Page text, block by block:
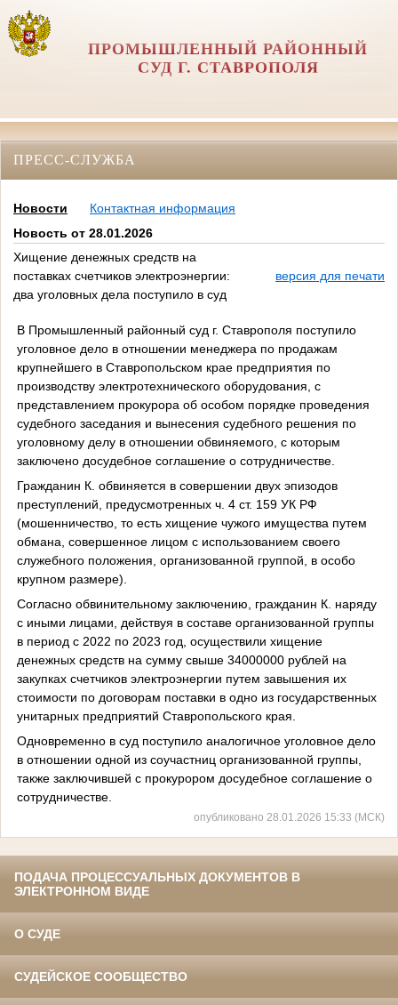
ПРОМЫШЛЕННЫЙ РАЙОННЫЙ
СУД Г. СТАВРОПОЛЯ
ПРЕСС-СЛУЖБА
Новости
Контактная информация
Новость от 28.01.2026
Хищение денежных средств на
поставках счетчиков электроэнергии:
два уголовных дела поступило в суд
версия для печати
В Промышленный районный суд г. Ставрополя поступило
уголовное дело в отношении менеджера по продажам
крупнейшего в Ставропольском крае предприятия по
производству электротехнического оборудования, с
представлением прокурора об особом порядке проведения
судебного заседания и вынесения судебного решения по
уголовному делу в отношении обвиняемого, с которым
заключено досудебное соглашение о сотрудничестве.
Гражданин К. обвиняется в совершении двух эпизодов
преступлений, предусмотренных ч. 4 ст. 159 УК РФ
(мошенничество, то есть хищение чужого имущества путем
обмана, совершенное лицом с использованием своего
служебного положения, организованной группой, в особо
крупном размере).
Согласно обвинительному заключению, гражданин К. наряду
с иными лицами, действуя в составе организованной группы
в период с 2022 по 2023 год, осуществили хищение
денежных средств на сумму свыше 34000000 рублей на
закупках счетчиков электроэнергии путем завышения их
стоимости по договорам поставки в одно из государственных
унитарных предприятий Ставропольского края.
Одновременно в суд поступило аналогичное уголовное дело
в отношении одной из соучастниц организованной группы,
также заключившей с прокурором досудебное соглашение о
сотрудничестве.
опубликовано 28.01.2026 15:33 (МСК)
ПОДАЧА ПРОЦЕССУАЛЬНЫХ ДОКУМЕНТОВ В
ЭЛЕКТРОННОМ ВИДЕ
О СУДЕ
СУДЕЙСКОЕ СООБЩЕСТВО